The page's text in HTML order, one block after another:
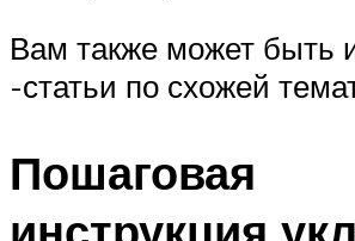
Вам также может быть
-статьи по схожей
Пошаговая